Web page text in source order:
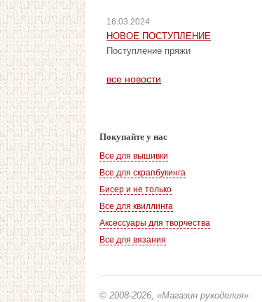
16.03.2024
НОВОЕ ПОСТУПЛЕНИЕ
Поступление пряжи
все новости
Покупайте у нас
Все для вышивки
Все для скрапбукинга
Бисер и не только
Все для квиллинга
Аксессуары для творчества
Все для вязания
© 2008-2026, «Магазин рукоделия»